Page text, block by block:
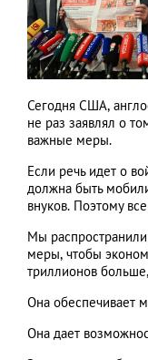
Сегодня США,
не раз заявлял о
важные меры.
Если речь идет о
должна быть
внуков. Поэтому
Мы
меры, чтобы
триллионов
Она обеспечивает
Она дает